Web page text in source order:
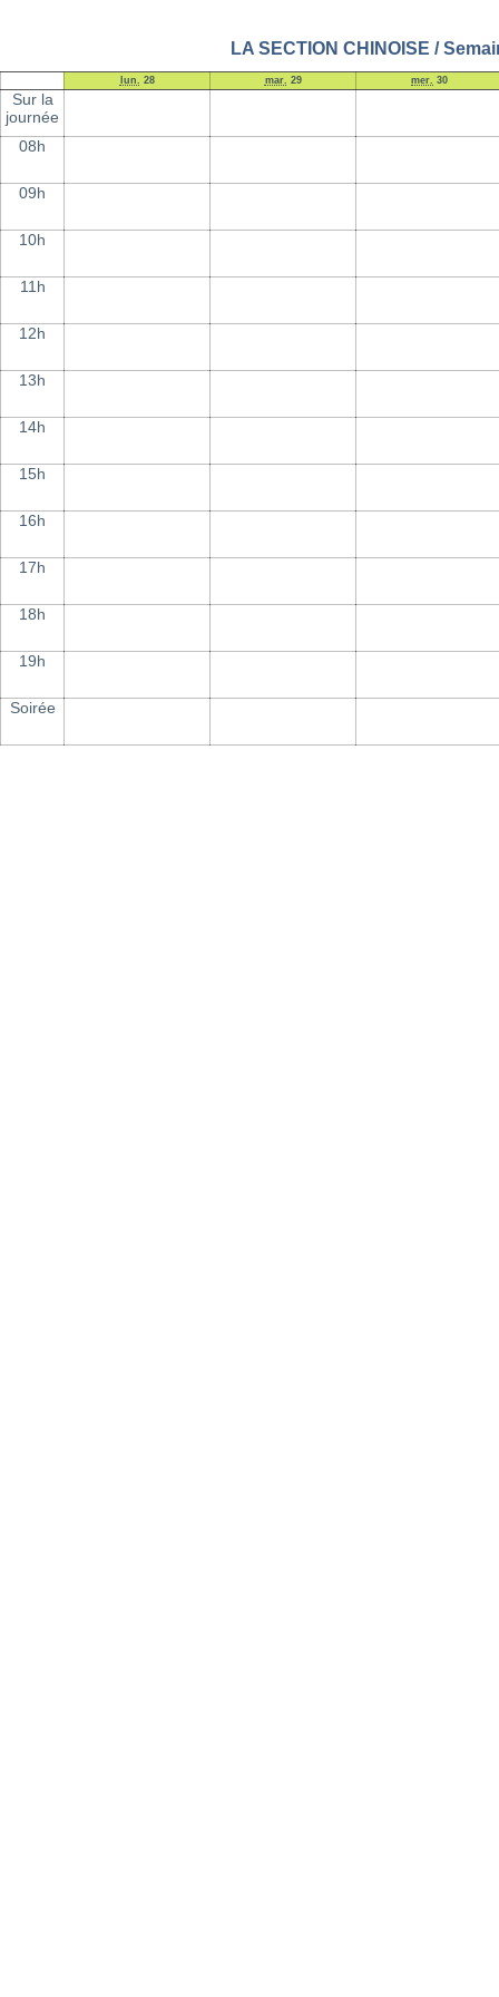
LA SECTION CHINOISE /
lun. 28 mar. 29 mer. 30
Sur la
journée
08h
09h
10h
11h
12h
13h
14h
15h
16h
17h
18h
19h
Soirée